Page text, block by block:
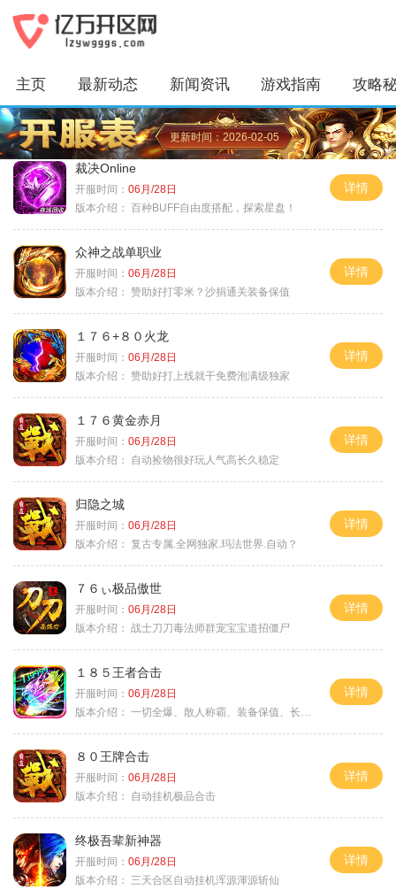
主页 最新动态 新闻资讯 游戏指南 攻略
更新时间：2026-02-05
裁决Online
开服时间： 06月/28日
版本介绍： 百种BUFF自由度搭配，探索星盘！
详情
众神之战单职业
开服时间： 06月/28日
版本介绍： 赞助好打零米？沙捐通关装备保值
详情
１７６+８０火龙
开服时间： 06月/28日
版本介绍： 赞助好打上线就干免费泡满级独家
详情
１７６黄金赤月
开服时间： 06月/28日
版本介绍：
自动捡物很好玩人气高长久稳定
详情
归隐之城
开服时间： 06月/28日
版本介绍： 复古专属.全网独家.玛法世界.自动？
详情
７６ぃ极品傲世
开服时间： 06月/28日
版本介绍： 战士刀刀毒法师群宠宝宝道招僵尸
详情
１８５王者合击
开服时间： 06月/28日
版本介绍： 一切全爆、散人称霸、装备保值、长期耐玩
详情
８０王牌合击
开服时间： 06月/28日
版本介绍：
自动挂机极品合击
详情
终极吾辈新神器
开服时间： 06月/28日
版本介绍：
三天合区自动挂机浑源渾源斩仙
详情